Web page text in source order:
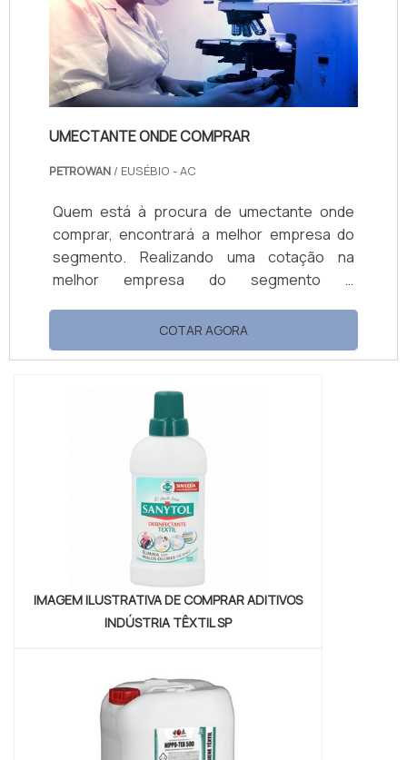
fosqueante, oferecendo o que há de melhor
no merca...
UMECTANTE ONDE COMPRAR
PETROWAN / EUSÉBIO - AC
Quem está à procura de umectante onde
comprar, encontrará a melhor empresa do
segmento. Realizando uma cotação na
melhor empresa do segmento e
da área de atuação. Quando o tema é
umectante onde comprar, com a Petrowan
técnica especializada. UM POUCO MAIS
SOBRE UMECTANTE ONDE COMPRAR A
Petrowan centraliza seus esforços em
proporcionar para os parceiros um...
COTAR AGORA
IMAGEM ILUSTRATIVA DE COMPRAR ADITIVOS
INDÚSTRIA TÊXTIL SP